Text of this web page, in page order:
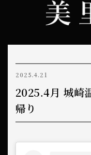
2025.4.21
2025.4月 城崎
帰り